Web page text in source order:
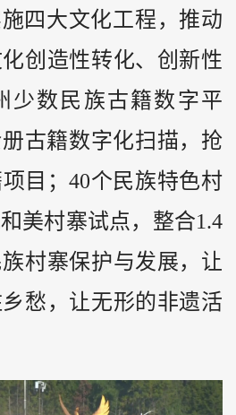
四大文化工程，推动
创造性转化、创新性
少数民族古籍数字平
古籍数字化扫描，抢
目；40个民族特色村
美村寨试点，整合1.4
村寨保护与发展，让
愁，让无形的非遗活